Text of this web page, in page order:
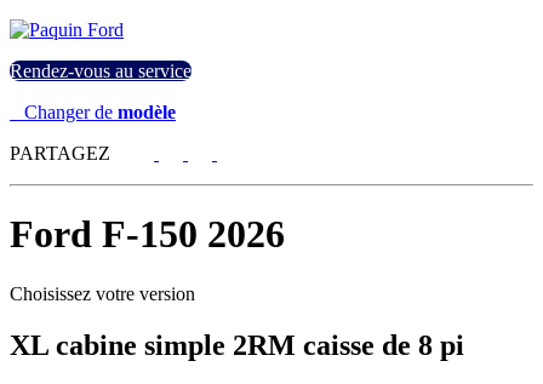
Rendez-vous au service
Changer de modèle
PARTAGEZ
Ford F-150 2026
Choisissez votre version
XL cabine simple 2RM caisse de 8 pi